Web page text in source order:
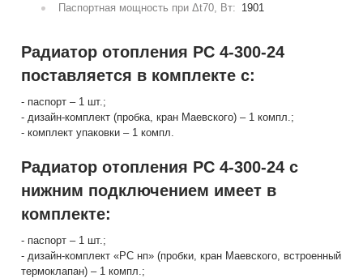
Паспортная мощность при Δt70, Вт: 1901
Радиатор отопления РС 4-300-24
поставляется в комплекте с:
- паспорт – 1 шт.;
- дизайн-комплект (пробка, кран Маевского) – 1 компл.;
- комплект упаковки – 1 компл.
Радиатор отопления РС 4-300-24 с
нижним подключением имеет в
комплекте:
- паспорт – 1 шт.;
- дизайн-комплект «РС нп» (пробки, кран Маевского, встроенный
термоклапан) – 1 компл.;